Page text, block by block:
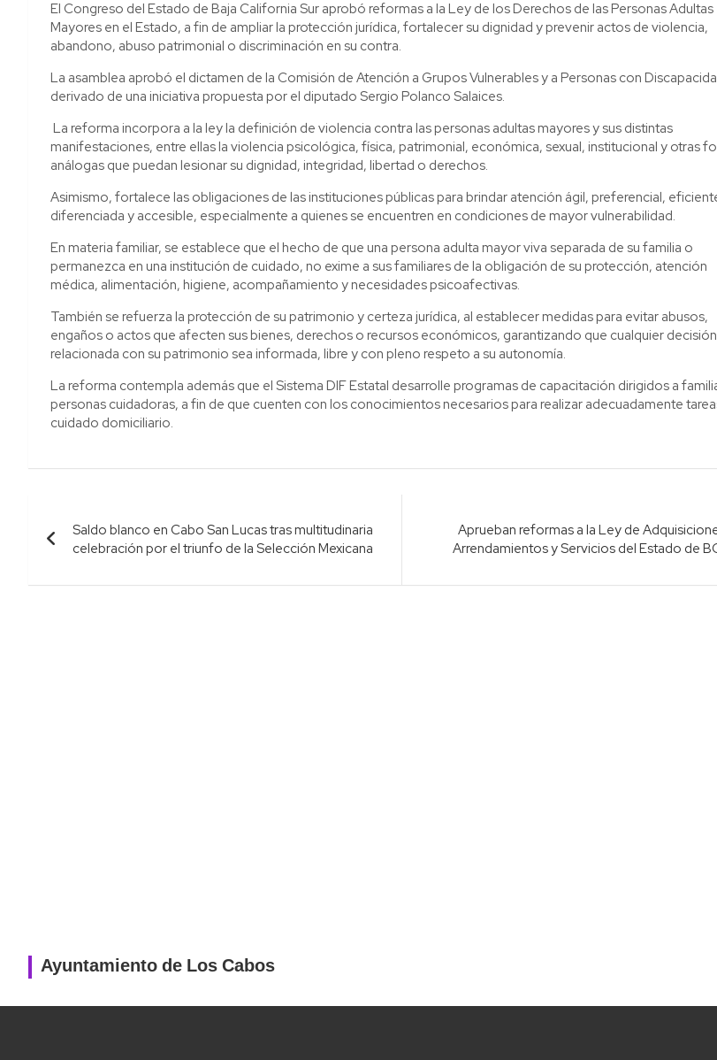
El Congreso del Estado de Baja California Sur aprobó reformas a la Ley de los Derechos de las Personas Adultas
Mayores en el Estado, a fin de ampliar la protección jurídica, fortalecer su dignidad y prevenir actos de violencia,
abandono, abuso patrimonial o discriminación en su contra.
La asamblea aprobó el dictamen de la Comisión de Atención a Grupos Vulnerables y a Personas con
derivado de una iniciativa propuesta por el diputado Sergio Polanco Salaices.
La reforma incorpora a la ley la definición de violencia contra las personas adultas mayores y sus distintas
manifestaciones, entre ellas la violencia psicológica, física, patrimonial, económica, sexual, institucional y otras
análogas que puedan lesionar su dignidad, integridad, libertad o derechos.
Asimismo, fortalece las obligaciones de las instituciones públicas para brindar atención ágil, preferencial,
diferenciada y accesible, especialmente a quienes se encuentren en condiciones de mayor vulnerabilidad.
En materia familiar, se establece que el hecho de que una persona adulta mayor viva separada de su familia o
permanezca en una institución de cuidado, no exime a sus familiares de la obligación de su protección, atención
médica, alimentación, higiene, acompañamiento y necesidades psicoafectivas.
También se refuerza la protección de su patrimonio y certeza jurídica, al establecer medidas para evitar abusos,
engaños o actos que afecten sus bienes, derechos o recursos económicos, garantizando que cualquier decisión
relacionada con su patrimonio sea informada, libre y con pleno respeto a su autonomía.
La reforma contempla además que el Sistema DIF Estatal desarrolle programas de capacitación dirigidos a
personas cuidadoras, a fin de que cuenten con los conocimientos necesarios para realizar adecuadamente
cuidado domiciliario.
Navegación
de
entradas
Saldo blanco en Cabo San Lucas tras multitudinaria
celebración por el triunfo de la Selección Mexicana
Aprueban reformas a la Ley de
Arrendamientos y Servicios del Estado de
Ayuntamiento de Los Cabos